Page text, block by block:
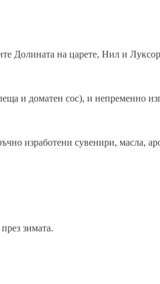
Долината на царете, Нил и
и доматен сос), и непременно
изработени сувенири, масла,
зимата.